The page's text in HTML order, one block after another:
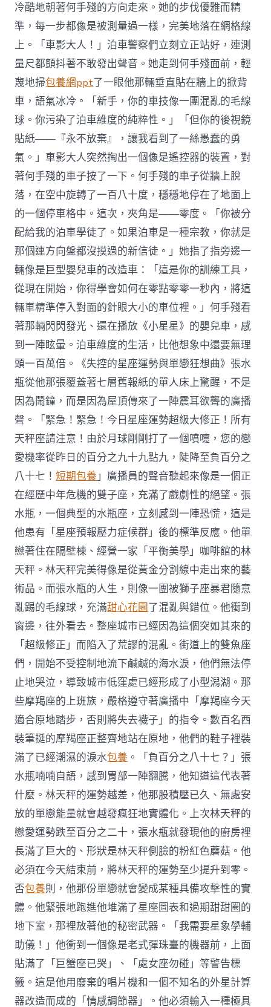
冷酷地朝著何手殘的方向走來。她的步伐優雅而精
準，每一步都像是被測量過一樣，完美地落在網格線
上。「車影大人！」泊車警察們立刻立正站好，連測
量尺都顫抖著不敢發出聲音。她走到何手殘面前，輕
蔑地掃包養網ppt了一眼他那輛垂直貼在牆上的掀背
車，語氣冰冷。「新手，你的車技像一團混亂的毛線
球。你污染了泊車維度的純粹性。」「但你的後視鏡
貼紙——『永不放棄』，讓我看到了一絲愚蠢的勇
氣。」車影大人突然掏出一個像是遙控器的裝置，對
著何手殘的車子按了一下。何手殘的車子從牆上脫
落，在空中旋轉了一百八十度，穩穩地停在了地面上
的一個停車格中。這次，夾角是——零度。「你被分
配給我的泊車學徒了。如果泊車是一種宗教，你就是
那個連方向盤都沒摸過的新信徒。」她指了指旁邊一
輛像是巨型嬰兒車的改造車：「這是你的訓練工具，
從現在開始，你得學會如何在零點零零一秒內，將這
輛車精準停入對面的針眼大小的車位裡。」何手殘看
著那輛閃閃發光、還在播放《小星星》的嬰兒車，感
到一陣眩暈。泊車維度的生活，比他想象中還要無理
頭一百萬倍。《失控的星座運勢與單戀狂想曲》張水
瓶從他那張覆蓋著七層舊報紙的單人床上驚醒，不是
因為鬧鐘，而是因為屋頂傳來了一陣震耳欲聾的廣播
聲。「緊急！緊急！今日星座運勢超級大修正！所有
天秤座請注意！由於月球剛剛打了一個噴嚏，您的戀
愛機率從昨日的百分之九十九點九，陡降至負百分之
八十七！短期包養」廣播員的聲音聽起來像是一個正
在經歷中年危機的雙子座，充滿了戲劇性的絕望。張
水瓶，一個典型的水瓶座，立刻感到一陣恐慌，這是
他患有「星座預報壓力症候群」後的標準反應。他單
戀著住在隔壁棟、經營一家「平衡美學」咖啡館的林
天秤。林天秤完美得像是從黃金分割線中走出來的藝
術品。而張水瓶的人生，則像一團被獅子座暴君隨意
亂踢的毛線球，充滿甜心花園了混亂與錯位。他衝到
窗邊，往外看去。整座城市已經因為這個突如其來的
「超級修正」而陷入了荒謬的混亂。街道上的雙魚座
們，開始不受控制地流下鹹鹹的海水淚，他們無法停
止地哭泣，導致城市低窪處已經形成了小型潟湖。那
些摩羯座的上班族，嚴格遵守著廣播中「摩羯座今天
適合原地踏步，否則將失去襪子」的指令。數百名西
裝筆挺的摩羯座正整齊地站在原地，他們的鞋子裡裝
滿了已經潮濕的淚水包養 。「負百分之八十七？」張
水瓶喃喃自語，感到胃部一陣翻騰，他知道這代表著
什麼。林天秤的運勢越差，他那股積壓已久、無處安
放的單戀能量就會越發瘋狂地實體化。上次林天秤的
戀愛運勢跌至百分之二十，張水瓶就發現他的廚房裡
長滿了巨大的、形狀是林天秤側臉的粉紅色蘑菇。他
必須在今天結束前，將林天秤的運勢至少提升到零。
否包養則，他那份單戀就會變成某種具備攻擊性的實
體。他緊張地跑進他堆滿了星座圖表和過期甜甜圈的
地下室，那裡放著他的秘密武器。「我需要星象學輔
助儀！」他衝到一個像是老式彈珠臺的機器前，上面
貼滿了「巨蟹座已哭」、「處女座勿碰」等警告標
籤。這是他用廢棄的唱片機和一個不知名的外星計算
器改造而成的「情感調節器」。他必須輸入一種極具